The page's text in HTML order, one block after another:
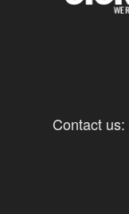
Contact us: